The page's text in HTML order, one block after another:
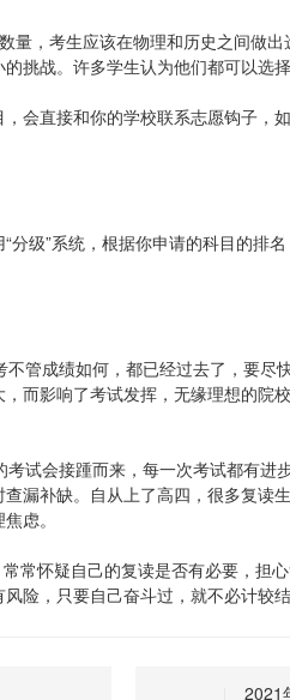
量，考生应该在物理和历史之间做
挑战。许多学生认为他们都可以选
会直接和你的学校联系志愿钩子，
级”系统，根据你申请的科目的排
管成绩如何，都已经过去了，要尽
而影响了考试发挥，无缘理想的院
试会接踵而来，每一次考试都有进
漏补缺。自从上了高四，很多复读
虑。
常怀疑自己的复读是否有必要，担
险，只要自己奋斗过，就不必计较
2021